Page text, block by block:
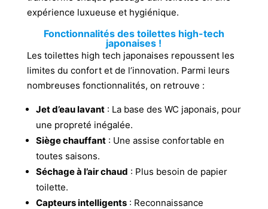
expérience luxueuse et hygiénique.
Fonctionnalités des toilettes high-tech
japonaises !
Les toilettes high tech japonaises repoussent les
limites du confort et de l’innovation. Parmi leurs
nombreuses fonctionnalités, on retrouve :
Jet d’eau lavant: La base des WC japonais, pour
une propreté inégalée.
Siège chauffant: Une assise confortable en
toutes saisons.
Séchage à l’air chaud : Plus besoin de papier
toilette.
Capteurs intelligents: Reconnaissance